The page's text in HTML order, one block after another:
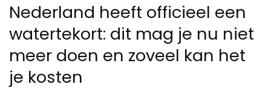
Nederland heeft officieel een
watertekort: dit mag je nu niet
meer doen en zoveel kan het
je kosten